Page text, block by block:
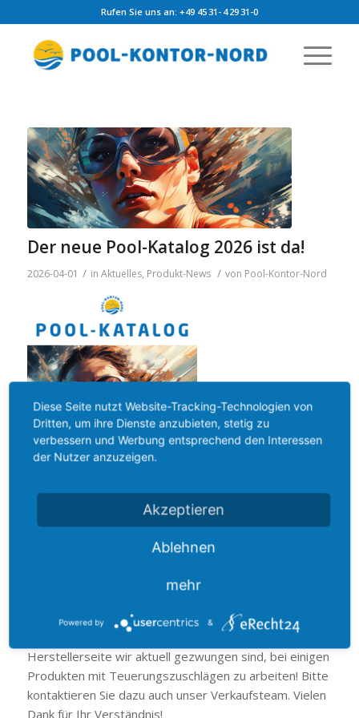
Rufen Sie uns an: +49 45 31- 4 29 31-0
Der neue Pool-Katalog 2026 ist da!
2026-04-01 / in Aktuelles, Produkt-News / von Pool-Kontor-Nord
Wir haben die Zeit vor der neuen Saison genutzt, um
herunterladen. Bitte beachten Sie, dass Aufgrund der
extremen Schwankungen der Rohstoffpreise auf der
Herstellerseite wir aktuell gezwungen sind, bei einigen
Produkten mit Teuerungszuschlägen zu arbeiten! Bitte
kontaktieren Sie dazu auch unser Verkaufsteam. Vielen
Dank für Ihr Verständnis!
Diese Seite nutzt Website-Tracking-Technologien von
Dritten, um ihre Dienste anzubieten, stetig zu
verbessern und Werbung entsprechend den Interessen
der Nutzer anzuzeigen.
Akzeptieren
Ablehnen
mehr
Powered by &